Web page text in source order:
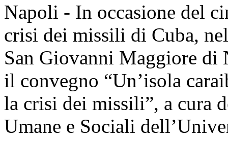
Napoli - In occasione del
crisi dei missili di Cuba,
San Giovanni Maggiore di
il convegno “Un’isola
la crisi dei missili”, a cura
Umane e Sociali